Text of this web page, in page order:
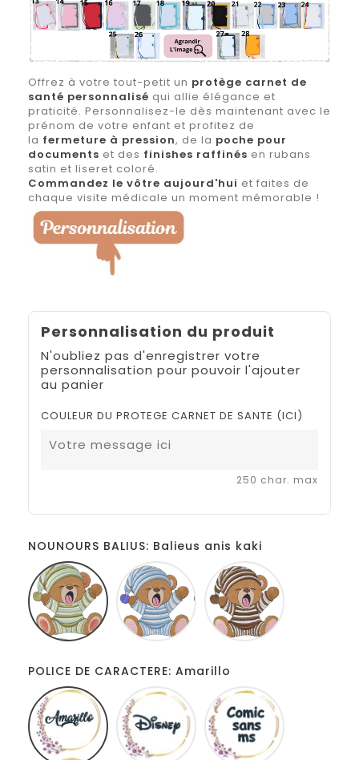
Offrez à votre tout-petit un protège carnet de
santé personnalisé qui allie élégance et
praticité. Personnalisez-le dès maintenant avec le
prénom de votre enfant et profitez de
la fermeture à pression, de la poche pour
documents et des finishes raffinés en rubans
satin et liseret coloré.
Commandez le vôtre aujourd'hui et faites de
chaque visite médicale un moment mémorable !
Personnalisation du produit
N'oubliez pas d'enregistrer votre
personnalisation pour pouvoir l'ajouter
au panier
COULEUR DU PROTEGE CARNET DE SANTE (ICI)
250 char. max
NOUNOURS BALIUS: Balieus anis kaki
Balieus
anis
kaki
Balius
bleu
POLICE DE CARACTERE: Amarillo
Amarillo Disney